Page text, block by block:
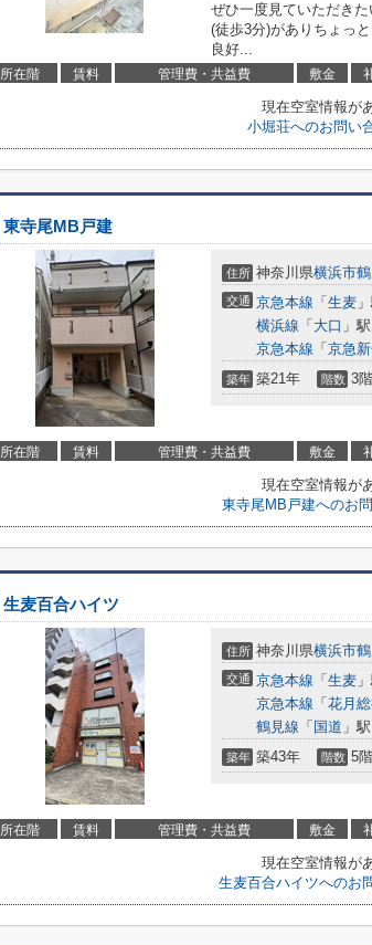
ぜひ一度見ていただき
(徒歩3分)がありちょっ
良好...
所在階 賃料 管理費・共益費 敷金
現在空室情報が
小堀荘へのお問い
東寺尾MB戸建
住所 神奈川県横浜市
交通 京急本線 「 生麦
横浜線 「 大口 」
京急本線 「 京急
築年 築21年 階数 3
所在階 賃料 管理費・共益費 敷金
現在空室情報が
東寺尾MB戸建へのお
生麦百合ハイツ
住所 神奈川県横浜市
交通 京急本線 「 生麦
京急本線 「 花月
鶴見線 「 国道 」
築年 築43年 階数 5
所在階 賃料 管理費・共益費 敷金
現在空室情報が
生麦百合ハイツへのお